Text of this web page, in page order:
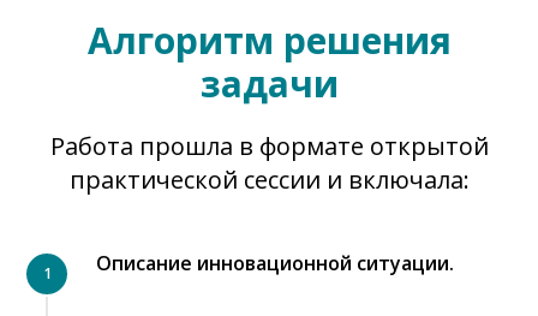
Алгоритм решения
задачи
Работа прошла в формате открытой
практической сессии и включала:
Описание инновационной ситуации.